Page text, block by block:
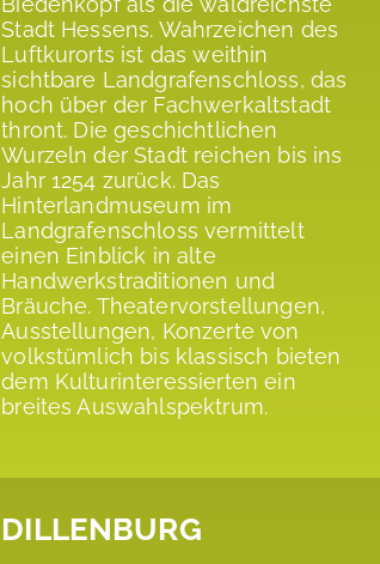
Stadt Hessens. Wahrzeichen des
Luftkurorts ist das weithin
sichtbare Landgrafenschloss, das
hoch über der Fachwerkaltstadt
thront. Die geschichtlichen
Wurzeln der Stadt reichen bis ins
Jahr 1254 zurück. Das
Hinterlandmuseum im
Landgrafenschloss vermittelt
einen Einblick in alte
Handwerkstraditionen und
Bräuche. Theatervorstellungen,
Ausstellungen, Konzerte von
volkstümlich bis klassisch bieten
dem Kulturinteressierten ein
breites Auswahlspektrum.
DILLENBURG